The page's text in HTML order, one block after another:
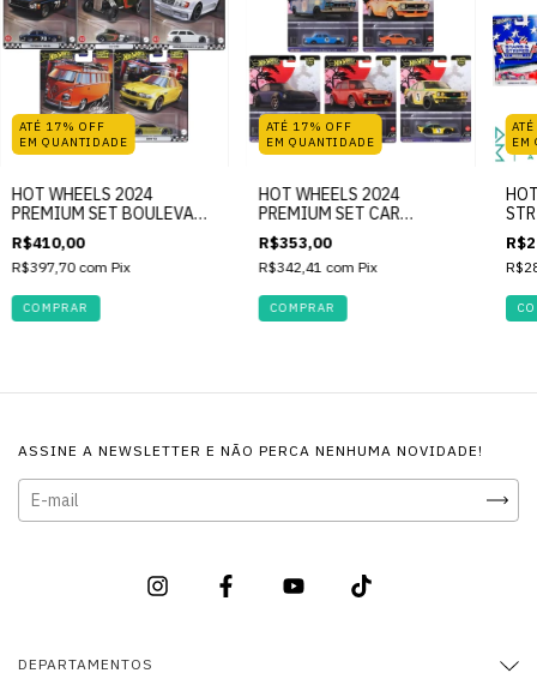
ATÉ 17% OFF
EM QUANTIDADE
HOT WHEELS 2024
PREMIUM SET BOULEVARD
- 111 - 115
R$410,00
R$397,70 com Pix
ATÉ 17% OFF
EM QUANTIDADE
HOT WHEELS 2024
PREMIUM SET CAR
CULTURE JAPAN
HISTORICS4
R$353,00
R$342,41 com Pix
EM
OF
ASSINE A NEWSLETTER E NÃO PERCA NENHUMA NOVIDADE!
DEPARTAMENTOS